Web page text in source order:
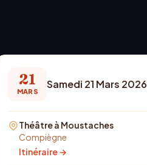
21
MARS
Samedi 21 Mars 2026
Théâtre à Moustaches
Compiègne
Itinéraire →